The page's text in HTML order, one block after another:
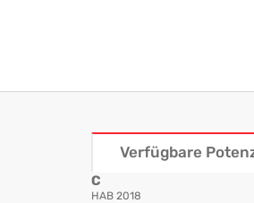
Verfügbare
C
HAB 2018